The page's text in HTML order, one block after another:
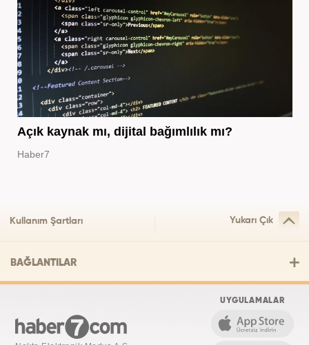
Açık kaynak mı, dijital bağımlılık mı?
Haber7
Kullanım Şartları Yukarı Çık
BAĞLANTILAR
UYGULAMALAR